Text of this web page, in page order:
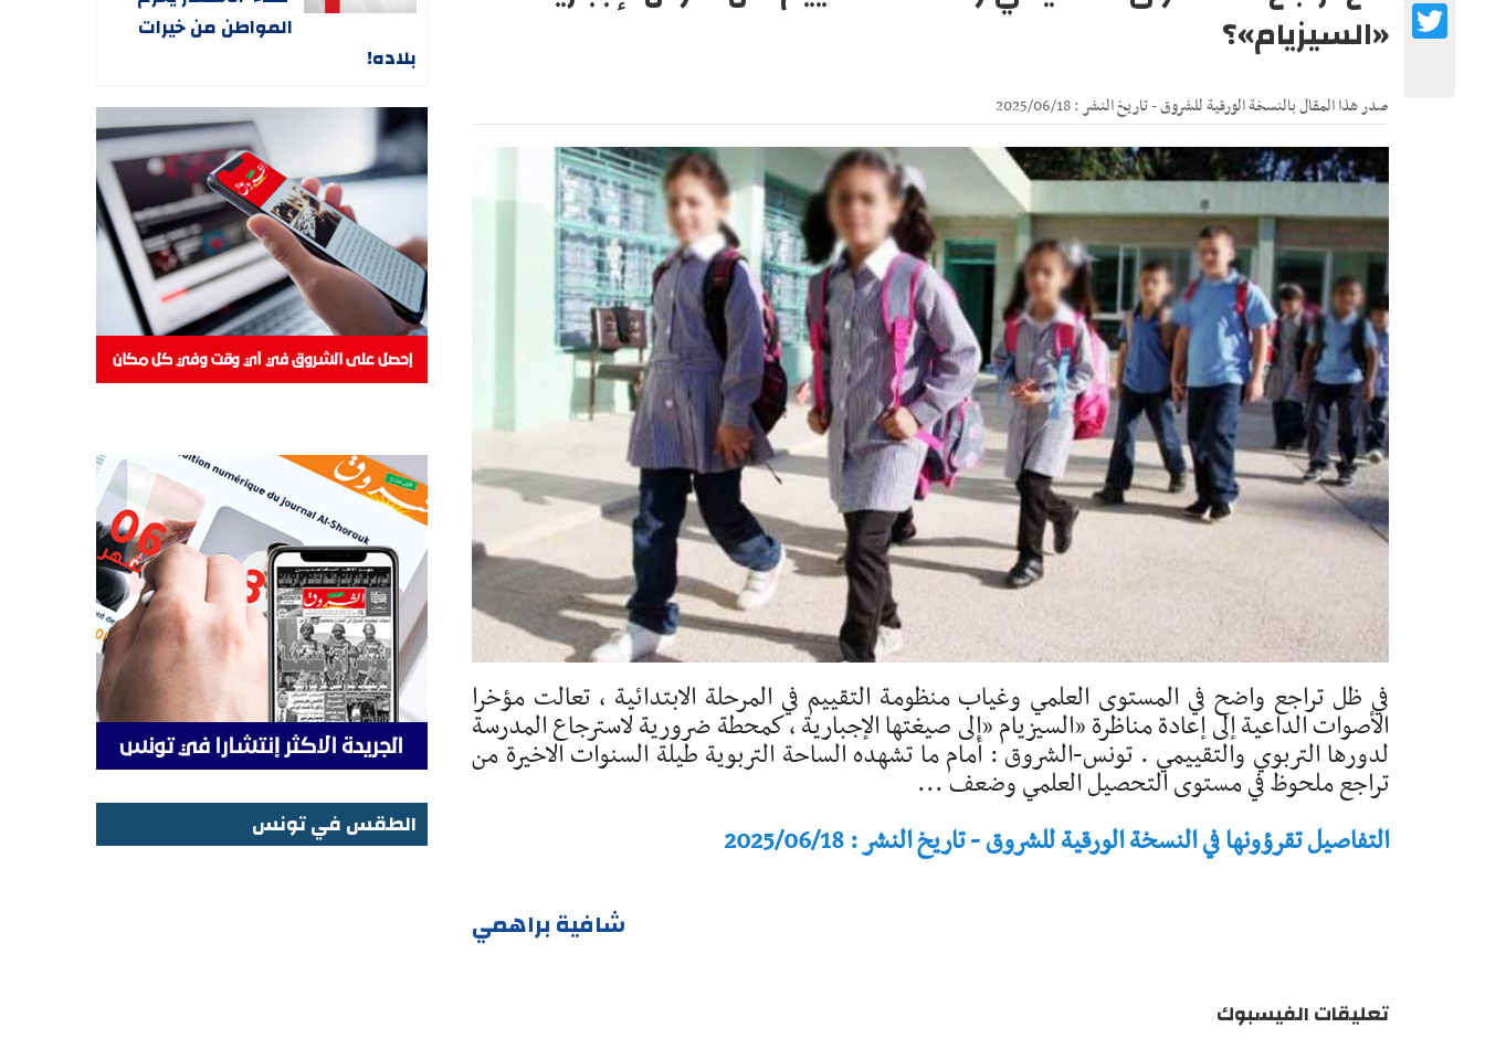
«السيزيام»؟
صدر هذا المقال بالنسخة الورقية للشروق - تاريخ النشر : 2025/06/18
في ظل تراجع واضح في المستوى العلمي وغياب منظومة التقييم في المرحلة الابتدائية ، تعالت مؤخرا
الأصوات الداعية إلى إعادة مناظرة «السيزيام «إلى صيغتها الإجبارية ، كمحطة ضرورية لاسترجاع المدرسة
لدورها التربوي والتقييمي . تونس-الشروق : أمام ما تشهده الساحة التربوية طيلة السنوات الاخيرة من
تراجع ملحوظ في مستوى التحصيل العلمي وضعف ...
التفاصيل تقرؤونها في النسخة الورقية للشروق - تاريخ النشر : 2025/06/18
شافية براهمي
Twitter
تعليقات الفيسبوك
المواطن من خيرات
بلاده!
الطقس في تونس